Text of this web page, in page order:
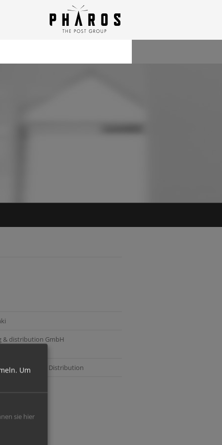
& distribution GmbH
Digital Distribution
Um
sie hier